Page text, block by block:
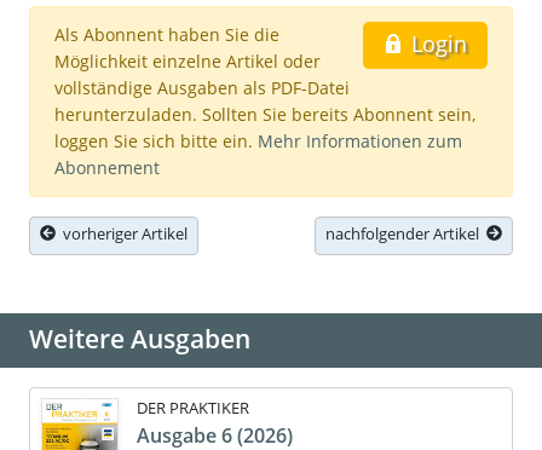
Login
Als Abonnent haben Sie die
Möglichkeit einzelne Artikel oder
vollständige Ausgaben als PDF-Datei
herunterzuladen. Sollten Sie bereits Abonnent sein,
loggen Sie sich bitte ein. Mehr Informationen zum
Abonnement
vorheriger Artikel nachfolgender Artikel
Weitere Ausgaben
DER PRAKTIKER
Ausgabe 6 (2026)